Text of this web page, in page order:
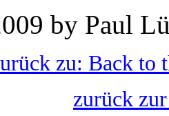
by Paul
zu: Back to
zurück